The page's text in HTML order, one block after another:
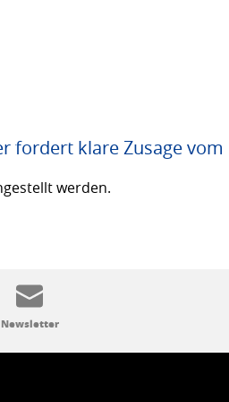
fordert klare Zusage
werden.